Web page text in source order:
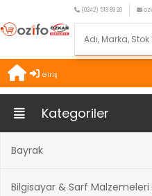
(0242) 513 89 20
Giriş
Kategoriler
Bayrak
Bilgisayar & Sarf